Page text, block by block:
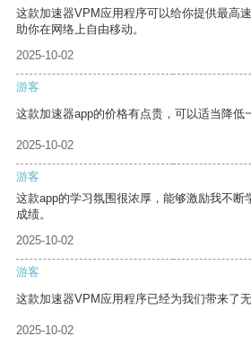
这款加速器VPM应用程序可以给你提供最高
助你在网络上自由移动。
2025-10-02
游客
这款加速器app的价格有点贵，可以适当降低
2025-10-02
游客
这款app的学习氛围很浓厚，能够激励我不断
成绩。
2025-10-02
游客
这款加速器VPM应用程序已经为我们带来了
2025-10-02